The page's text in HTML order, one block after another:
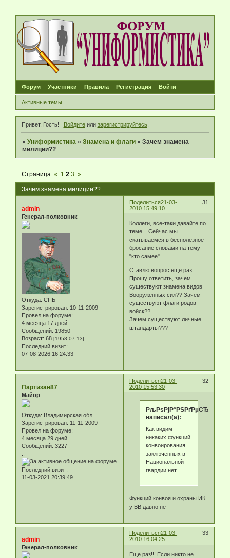
Форум Участники Правила Регистрация Войти
Активные темы
Привет, Гость! Войдитеили зарегистрируйтесь.
»Униформистика »Знамена и флаги »Зачем знамена
милиции??
Зачем знамена милиции??
Страница:« 1 2 3 »
Поделиться 31
21-03-
2010 15:49:10
admin
Генерал-полковник
Откуда: СПБ
Зарегистрирован: 10-11-2009
Провел на форуме:
4 месяца 17 дней
Сообщений: 19850
Возраст: 68 [1958-07-13]
Последний визит:
07-08-2026 16:24:33
Коллеги, все-таки давайте по
теме... Сейчас мы
скатываемся в бесполезное
бросание словами на тему
"кто самее"...
Ставлю вопрос еще раз.
Прошу ответить, зачем
существуют знамена видов
Вооруженных сил?? Зачем
существуют флаги родов
войск??
Зачем существуют личные
штандарты???
Поделиться 32
21-03-
2010 15:53:30
Партизан87
Майор
Откуда: Владимирская обл.
Зарегистрирован: 11-11-2009
Провел на форуме:
4 месяца 29 дней
Сообщений: 3227
.:
Последний визит:
11-03-2021 20:39:49
РљРѕРјР°РЅРґРµСЂ
написал(а):
Как видим
никаких функций
конвоирования
заключенных в
Национальной
гвардии нет..
Функций конвоя и охраны ИК
у ВВ давно нет
Поделиться 33
21-03-
2010 16:04:25
admin
Генерал-полковник
Еще раз!!! Если никто не